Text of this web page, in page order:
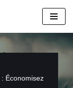
Économisez